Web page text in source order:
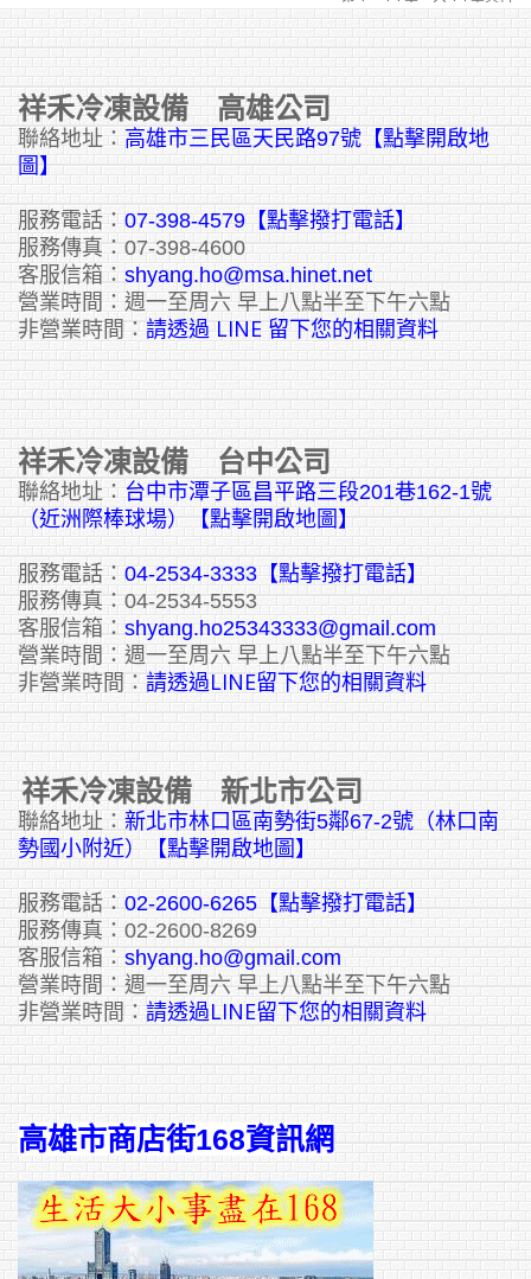
祥禾冷凍設備 高雄公司
聯絡地址： 高雄市三民區天民路97號【點擊開啟地
圖】
服務電話： 07-398-4579【點擊撥打電話】
服務傳真：07-398-4600
客服信箱： shyang.ho@msa.hinet.net
營業時間：週一至周六 早上八點半至下午六點
非營業時間： 請透過 LINE 留下您的相關資料
祥禾冷凍設備 台中公司
聯絡地址： 台中市潭子區昌平路三段201巷162-1號
（近洲際棒球場）【點擊開啟地圖】
服務電話： 04-2534-3333 【點擊撥打電話】
服務傳真：04-2534-5553
客服信箱： shyang.ho25343333@gmail.com
營業時間：週一至周六 早上八點半至下午六點
非營業時間： 請透過LINE留下您的相關資料
祥禾冷凍設備 新北市公司
聯絡地址： 新北市林口區南勢街5鄰67-2號（林口南
勢國小附近）【點擊開啟地圖】
服務電話： 02-2600-6265 【點擊撥打電話】
服務傳真：02-2600-8269
客服信箱： shyang.ho@gmail.com
營業時間：週一至周六 早上八點半至下午六點
非營業時間： 請透過LINE留下您的相關資料
高雄市商店街168資訊網